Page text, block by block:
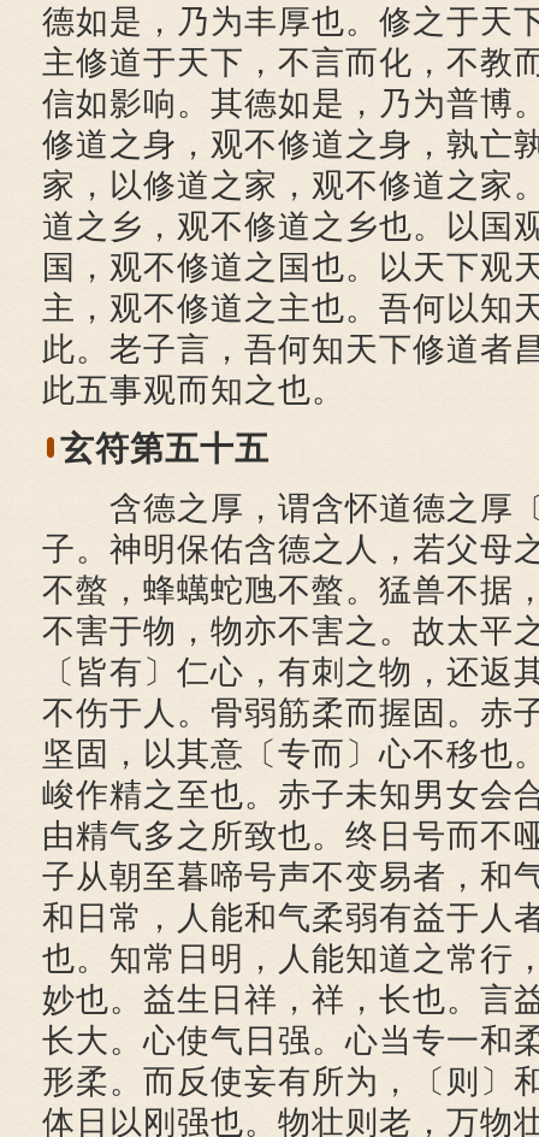
德如是，乃为丰厚也。修之于天
主修道于天下，不言而化，不教
信如影响。其德如是，乃为普博
修道之身，观不修道之身，孰亡
家，以修道之家，观不修道之家
道之乡，观不修道之乡也。以国
国，观不修道之国也。以天下观
主，观不修道之主也。吾何以知
此。老子言，吾何知天下修道者
此五事观而知之也。
玄符第五十五
含德之厚，谓含怀道德之厚
子。神明保佑含德之人，若父母
不螫，蜂蠇蛇虺不螫。猛兽不据
不害于物，物亦不害之。故太平
〔皆有〕仁心，有刺之物，还返
不伤于人。骨弱筋柔而握固。赤
坚固，以其意〔专而〕心不移也
峻作精之至也。赤子未知男女会
由精气多之所致也。终日号而不
子从朝至暮啼号声不变易者，和
和日常，人能和气柔弱有益于人
也。知常日明，人能知道之常行
妙也。益生日祥，祥，长也。言
长大。心使气日强。心当专一和
形柔。而反使妄有所为，〔则〕
体日以刚强也。物壮则老，万物